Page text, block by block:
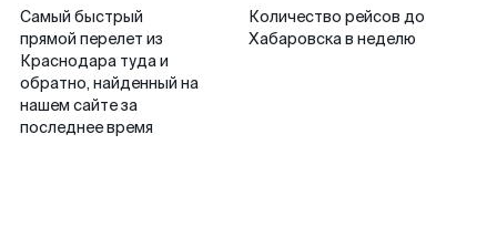
Самый быстрый
прямой перелет из
Краснодара туда и
обратно, найденный на
нашем сайте за
последнее время
Количество рейсов до
Хабаровска в неделю